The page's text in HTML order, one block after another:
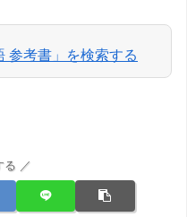
参考書」を検索する
る ／